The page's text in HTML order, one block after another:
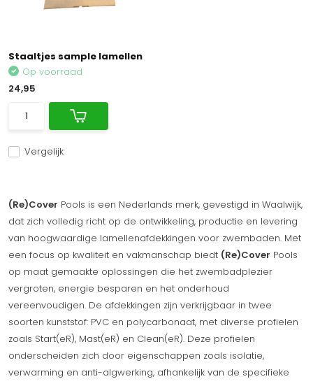
Staaltjes sample lamellen
Vergelijk
Op voorraad
24,95
(Re)Cover Pools is een Nederlands merk, gevestigd in Waalwijk,
dat zich volledig richt op de ontwikkeling, productie en levering
van hoogwaardige lamellenafdekkingen voor zwembaden. Met
een focus op kwaliteit en vakmanschap biedt (Re)Cover Pools
op maat gemaakte oplossingen die het zwembadplezier
vergroten, energie besparen en het onderhoud
vereenvoudigen. De afdekkingen zijn verkrijgbaar in twee
soorten kunststof: PVC en polycarbonaat, met diverse profielen
zoals Start(eR), Mast(eR) en Clean(eR). Deze profielen
onderscheiden zich door eigenschappen zoals isolatie,
verwarming en anti-algwerking, afhankelijk van de specifieke